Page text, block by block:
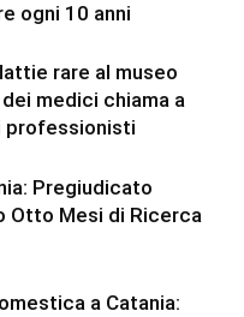
ogni 10 anni
rare al museo
medici chiama a
professionisti
Pregiudicato
Otto Mesi di Ricerca
a Catania: